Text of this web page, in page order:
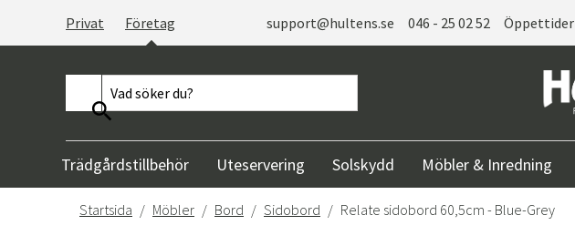
Privat Företag support@hultens.se 046 - 25 02 52 Öppettider
Trädgårdstillbehör Uteservering Solskydd Möbler & Inredning
Startsida Möbler Bord Sidobord Relate sidobord 60,5cm - Blue-Grey